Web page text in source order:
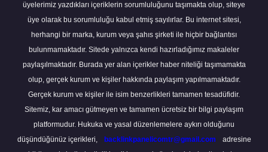
üyelerimiz yazdıkları içeriklerin sorumluluğunu taşımakta olup, siteye
üye olarak bu sorumluluğu kabul etmiş sayılırlar. Bu internet sitesi,
herhangi bir marka, kurum veya şahıs şirketi ile hiçbir bağlantısı
bulunmamaktadır. Sitede yalnızca kendi hazırladığımız makaleler
paylaşılmaktadır. Burada yer alan içerikler haber niteliği taşımamakta
olup, gerçek kurum ve kişiler hakkında paylaşım yapılmamaktadır.
Gerçek kurum ve kişiler ile isim benzerlikleri tamamen tesadüfidir.
Sitemiz, kar amacı gütmeyen ve tamamen ücretsiz bir bilgi paylaşım
platformudur. Hukuka ve yasal düzenlemelere aykırı olduğunu
düşündüğünüz içerikleri,
backlinkpanelicomtr@gmail.com
adresine